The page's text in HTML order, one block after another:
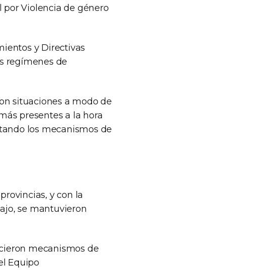
por Violencia de género
y Directivas
regímenes de
situaciones a modo de
presentes a la hora
los mecanismos de
y con la
se mantuvieron
mecanismos de
Equipo